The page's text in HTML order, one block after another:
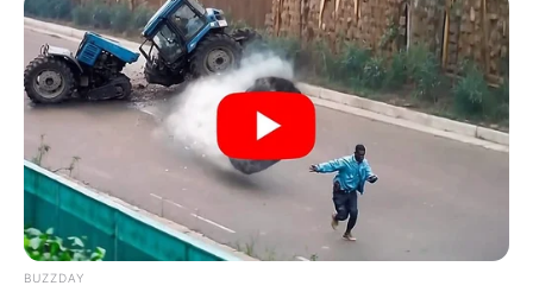
Yamuro
Planes en Mesitas del Colegio: visitar el parque de
dinosaurios Yamuro
Por:Vanessa Ávila Velandia
Noviembre 10, 2023
BUZZDAY